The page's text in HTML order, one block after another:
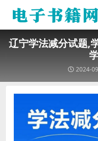
辽宁学法减分试题,
2024-